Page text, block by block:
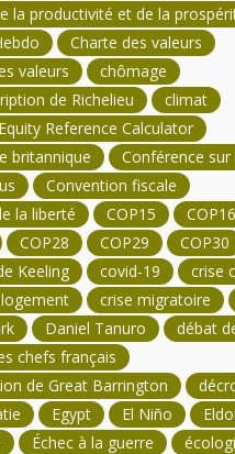
la productivité et de la
Charte des valeurs
valeurs
chômage
de Richelieu
climat
Reference Calculator
britannique
Conférence
Convention fiscale
la liberté
COP15 COP16
COP28 COP29
COP30
Keeling
covid-19
crise
crise migratoire
Daniel Tanuro
débat
chefs français
de Great Barrington
Egypt El Niño
Échec à la guerre